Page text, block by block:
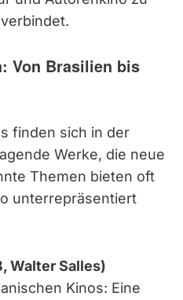
Von Brasilien bis
finden sich in der
Werke, die neue
Themen bieten oft
unterrepräsentiert
Walter Salles)
Kinos: Eine